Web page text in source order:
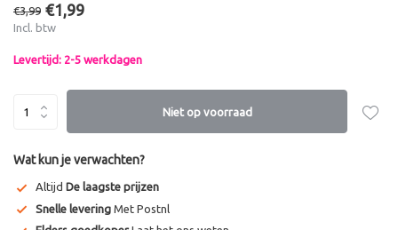
€3,99 €1,99
Incl. btw
Levertijd: 2-5 werkdagen
Niet op voorraad
Wat kun je verwachten?
Altijd De laagste prijzen
Snelle levering Met Postnl